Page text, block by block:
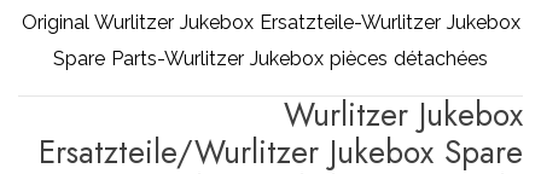
Original Wurlitzer Jukebox Ersatzteile-Wurlitzer Jukebox
Spare Parts-Wurlitzer Jukebox pièces détachées
Wurlitzer Jukebox
Ersatzteile/Wurlitzer Jukebox Spare